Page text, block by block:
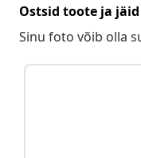
Ostsid toote ja
Sinu foto võib olla